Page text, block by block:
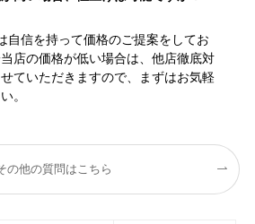
自信を持って価格のご提案をしてお
店の価格が低い場合は、他店徹底対
ていただきますので、まずはお気軽
。
の他の質問はこちら